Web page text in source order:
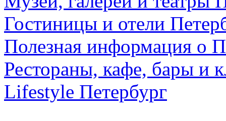
Гостиницы и отели
Полезная информация о
Рестораны, кафе, бары и
Lifestyle Петербург